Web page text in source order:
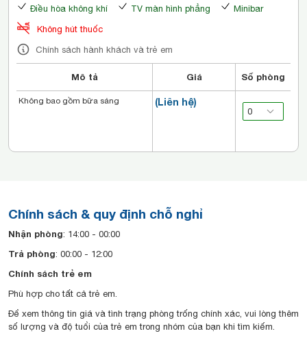
Điều hòa không khí TV màn hình phẳng
Minibar
Không hút thuốc
Chính sách hành khách và trẻ em
Mô tả Giá Số phòng
(Liên hệ)
Không bao gồm bữa sáng
Chính sách & quy định chỗ nghỉ
Nhận phòng: 14:00 - 00:00
Trả phòng: 00:00 - 12:00
Chính sách trẻ em
Phù hợp cho tất cả trẻ em.
Để xem thông tin giá và tình trạng phòng trống chính xác, vui lòng thêm
số lượng và độ tuổi của trẻ em trong nhóm của bạn khi tìm kiếm.